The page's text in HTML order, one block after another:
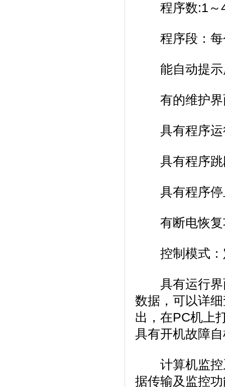
程序数:1～
程序段：每
能自动提示用
有的维护界面
具有程序运行
具有程序跳段
具有程序停止功
有断电恢复功
控制模式：定
具有运行界面锁
数据，可以
出，在PC机
具有开机故障自检
计算机监控系
据传输及监控功能